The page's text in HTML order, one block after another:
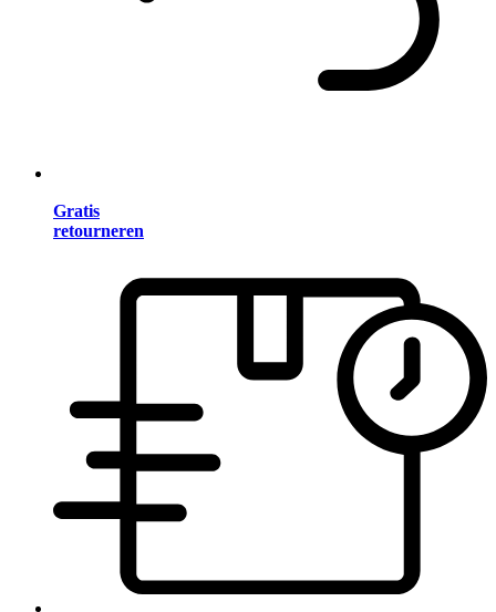
Gratis
retourneren